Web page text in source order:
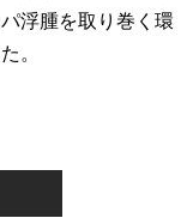
浮腫を取り巻く環
。